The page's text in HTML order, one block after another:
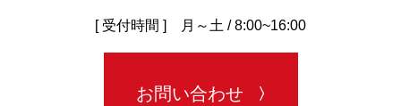
[ 受付時間 ] 月～土 / 8:00~16:00
お問い合わせ